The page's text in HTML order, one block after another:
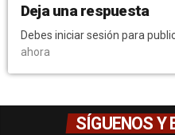
Deja una respuesta
Debes iniciar sesión para
ahora
SÍGUENOS Y